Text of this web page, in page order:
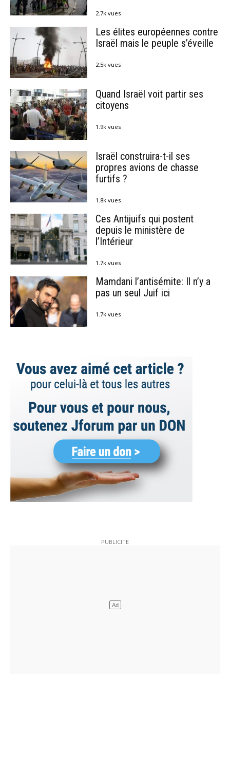
2.7k vues
Les élites européennes contre
Israël mais le peuple s’éveille
2.5k vues
Quand Israël voit partir ses
citoyens
1.9k vues
Israël construira-t-il ses
propres avions de chasse
furtifs ?
1.8k vues
Ces Antijuifs qui postent
depuis le ministère de
l’Intérieur
1.7k vues
Mamdani l’antisémite: Il n’y a
pas un seul Juif ici
1.7k vues